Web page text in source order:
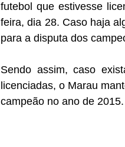
futebol que estivesse
feira, dia 28. Caso haja
para a disputa dos
Sendo assim, caso
licenciadas, o Marau
campeão no ano de 2015.